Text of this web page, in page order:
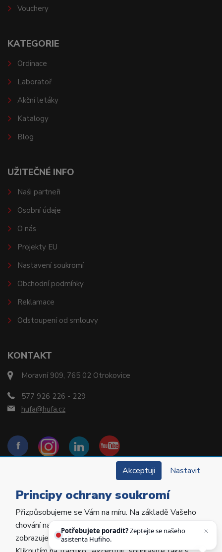
KONTAKT
Moravní 909, 765 02 Otrokovice
577 926 226 - 229
hufa@hufa.cz
Vouchery
KATEGORIE
Ordinace
Laboratoř
Akční letáky
Katalogy
Blog
UŽITEČNÉ INFO
Naši partneři
Osobní údaje
O nás
Projekty EU
Nastavení soukromí
Obchodní podmínky
Reklamace
Odstoupení od smlouvy
Copyright © 2022 Hu-Fa Dental a.s. Všechna práva
vyhrazena.
Akceptuji Nastavit
Principy ochrany soukromí
Přizpůsobujeme se Vám na míru. Na základě Vašeho
chování na webu personalizujeme jeho obsah a
zobrazujeme Vám relevantní nabídky a produkty.
Potřebujete poradit?Zeptejte se našeho
asistenta Hufiho.